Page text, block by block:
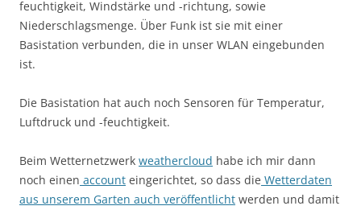
feuchtigkeit, Windstärke und -richtung, sowie
Niederschlagsmenge. Über Funk ist sie mit einer
Basistation verbunden, die in unser WLAN eingebunden
ist.
Die Basistation hat auch noch Sensoren für Temperatur,
Luftdruck und -feuchtigkeit.
Beim Wetternetzwerk weathercloud habe ich mir dann
noch einen account eingerichtet, so dass die Wetterdaten
aus unserem Garten auch veröffentlicht werden und damit